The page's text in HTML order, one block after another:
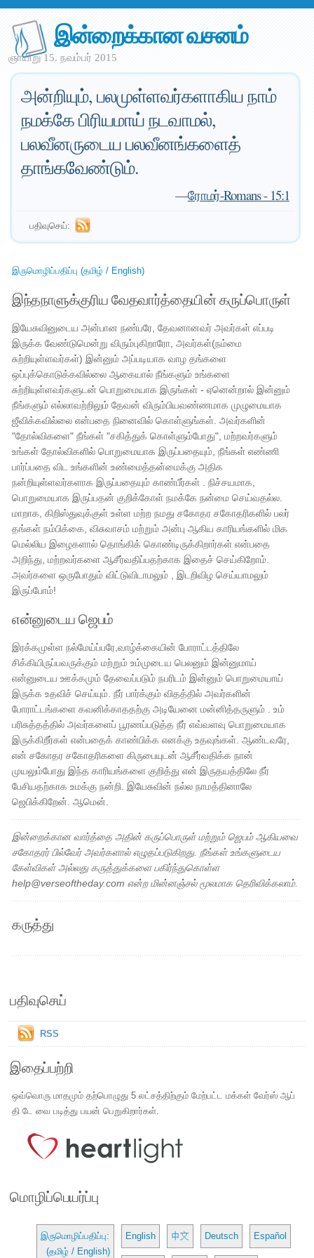
இன்றைக்கான வசனம்
ஞாயிறு 15. நவம்பர் 2015
அன்றியும், பலமுள்ளவர்களாகிய நாம்
நமக்கே பிரியமாய் நடவாமல்,
பலவீனருடைய பலவீனங்களைத்
தாங்கவேண்டும்.
—ரோமர்-Romans - 15:1
பதிவுசெய்:
இருமொழிப்பதிப்பு (தமிழ் / English)
இந்தநாளுக்குரிய வேதவார்த்தையின் கருப்பொருள்
இயேசுவினுடைய அன்பான நண்பரே, தேவனானவர் அவர்கள் எப்படி
இருக்க வேண்டுமென்று விரும்புகிறாரோ, அவர்கள்(நம்மை
சுற்றியுள்ளவர்கள்) இன்னும் அப்படியாக வாழ தங்களை
ஒப்புக்கொடுக்கவில்லை ஆகையால் நீங்களும் உங்களை
சுற்றியுள்ளவர்களுடன் பொறுமையாக இருங்கள் - ஏனென்றால் இன்னும்
நீங்களும் எல்லாவற்றிலும் தேவன் விரும்பியவண்ணமாக முழுமையாக
ஜீவிக்கவில்லை என்பதை நினைவில் கொள்ளுங்கள். அவர்களின்
"தோல்விகளை" நீங்கள் "சகித்துக் கொள்ளும்போது", மற்றவர்களும்
உங்கள் தோல்விகளில் பொறுமையாக இருப்பதையும், நீங்கள் எண்ணி
பார்ப்பதை விட உங்களின் உண்மைத்தன்மைக்கு அதிக
நன்றியுள்ளவர்களாக இருப்பதையும் காண்பீர்கள் . நிச்சயமாக,
பொறுமையாக இருப்பதன் குறிக்கோள் நமக்கே நன்மை செய்வதல்ல.
மாறாக, கிறிஸ்துவுக்குள் உள்ள மற்ற நமது சகோதர சகோதரிகளில் பலர்
தங்கள் நம்பிக்கை, விசுவாசம் மற்றும் அன்பு ஆகிய காரியங்களில் மிக
மெல்லிய இழைகளால் தொங்கிக் கொண்டிருக்கிறார்கள் என்பதை
அறிந்து, மற்றவர்களை ஆசீர்வதிப்பதற்காக இதைச் செய்கிறோம்.
அவர்களை ஒருபோதும் விட்டுவிடாமலும் , இடறிவிழ செய்யாமலும்
இருப்போம்!
என்னுடைய ஜெபம்
இரக்கமுள்ள நல்மேய்ப்பரே,வாழ்க்கையின் போராட்டத்திலே
சிக்கியிருப்பவருக்கும் மற்றும் உம்முடைய பெலனும் இன்னுமாய்
என்னுடைய ஊக்கமும் தேவைப்படும் நபரிடம் இன்னும் பொறுமையாய்
இருக்க உதவிச் செய்யும். நீர் பார்க்கும் விதத்தில் அவர்களின்
போராட்டங்களை கவனிக்காததற்கு அடியேனை மன்னித்தருளும் . உம்
பரிசுத்தத்தில் அவர்களைப் பூரணப்படுத்த நீர் எவ்வளவு பொறுமையாக
இருக்கிறீர்கள் என்பதைக் காண்பிக்க எனக்கு உதவுங்கள். ஆண்டவரே,
என் சகோதர சகோதரிகளை கிருபையுடன் ஆசீர்வதிக்க நான்
முயலும்போது இந்த காரியங்களை குறித்து என் இருதயத்திலே நீர்
பேசியதற்காக உமக்கு நன்றி. இயேசுவின் நல்ல நாமத்தினாலே
ஜெபிக்கிறேன். ஆமென்.
இன்றைக்கான வார்த்தை அதின் கருப்பொருள் மற்றும் ஜெபம் ஆகியவை
சகோதரர் பில்வேர் அவர்களால் எழுதப்படுகிறது. நீங்கள் உங்களுடைய
கேள்விகள் அல்லது கருத்துக்களை பகிர்ந்துகொள்ள
help@verseoftheday.com என்ற மின்னஞ்சல் மூலமாக தெரிவிக்கலாம்.
கருத்து
பதிவுசெய்
RSS
இதைப்பற்றி
ஒவ்வொரு மாதமும் தற்பொழுது 5 லட்சத்திற்கும் மேற்பட்ட மக்கள் வேர்ஸ் ஆப்
தி டே வை படித்து பயன் பெறுகிறார்கள்.
மொழிப்பெயர்ப்பு
இருமொழிப்பதிப்பு:
(தமிழ் / English)
English 中文 Deutsch Español